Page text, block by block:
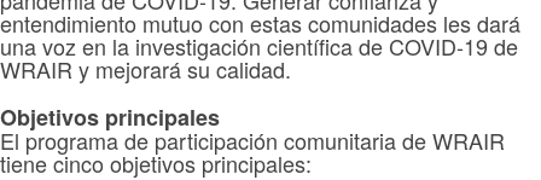
entendimiento mutuo con estas comunidades les dará
una voz en la investigación científica de COVID-19 de
WRAIR y mejorará su calidad.
Objetivos principales
El programa de participación comunitaria de WRAIR
tiene cinco objetivos principales: